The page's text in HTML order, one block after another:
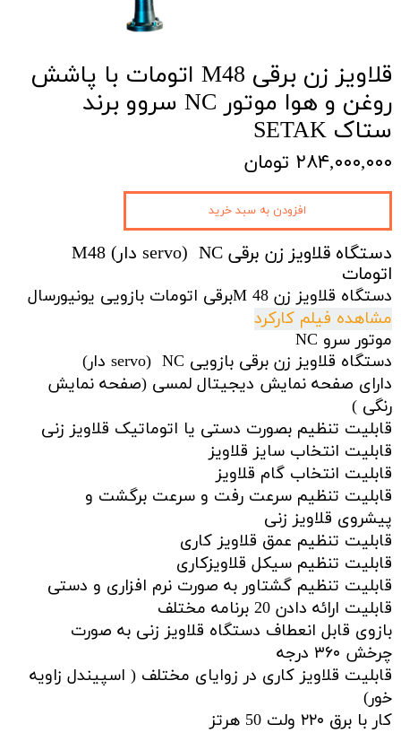
قلاویز زن برقی M48 اتومات با پاشش
روغن و هوا موتور NC سروو برند
ستاک SETAK
۲۸۴,۰۰۰,۰۰۰ تومان
دستگاه قلاویز زن برقی NC (servo دار) M48
اتومات
دستگاه قلاویز زن M 48برقی اتومات بازویی یونیورسال
مشاهده فیلم کارکرد
موتور سرو NC
دستگاه قلاویز زن برقی بازویی NC (servo دار)
دارای صفحه نمایش دیجیتال لمسی (صفحه نمایش
رنگی )
قابلیت تنظیم بصورت دستی یا اتوماتیک قلاویز زنی
قابلیت انتخاب سایز قلاویز
قابلیت انتخاب گام قلاویز
قابلیت تنظیم سرعت رفت و سرعت برگشت و
پیشروی قلاویز زنی
قابلیت تنظیم عمق قلاویز کاری
قابلیت تنظیم سیکل قلاویزکاری
قابلیت تنظیم گشتاور به صورت نرم افزاری و دستی
قابلیت ارائه دادن 20 برنامه مختلف
بازوی قابل انعطاف دستگاه قلاویز زنی به صورت
چرخش ۳۶۰ درجه
قابلیت قلاویز کاری در زوایای مختلف ( اسپیندل زاویه
خور)
کار با برق ۲۲۰ ولت 50 هرتز
افزودن به سبد خرید